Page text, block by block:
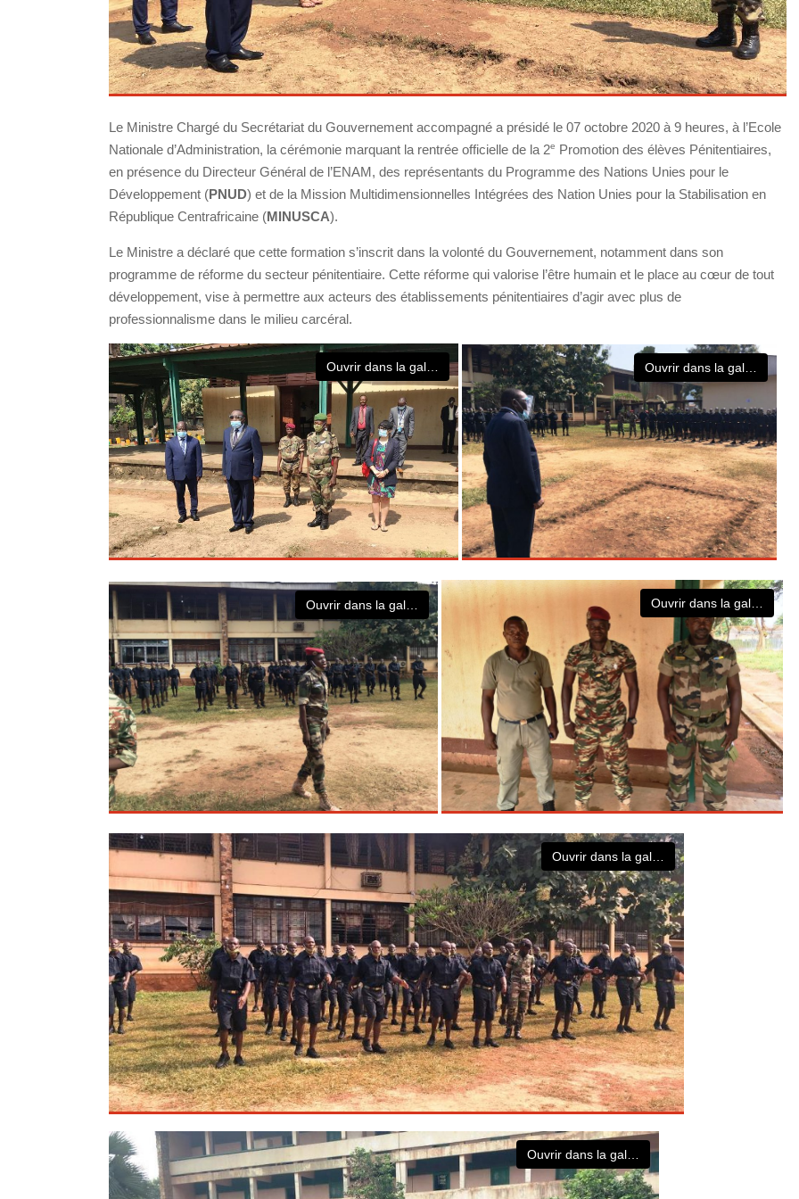
Le Ministre Chargé du Secrétariat du Gouvernement accompagné a présidé le 07 octobre 2020 à 9 heures, à l’Ecole
Nationale d’Administration, la cérémonie marquant la rentrée officielle de la 2e Promotion des élèves Pénitentiaires,
en présence du Directeur Général de l’ENAM, des représentants du Programme des Nations Unies pour le
Développement (PNUD) et de la Mission Multidimensionnelles Intégrées des Nation Unies pour la Stabilisation en
République Centrafricaine (MINUSCA).
Le Ministre a déclaré que cette formation s’inscrit dans la volonté du Gouvernement, notamment dans son
programme de réforme du secteur pénitentiaire. Cette réforme qui valorise l’être humain et le place au cœur de tout
développement, vise à permettre aux acteurs des établissements pénitentiaires d’agir avec plus de
professionnalisme dans le milieu carcéral.
Ouvrir dans la galerie
Ouvrir dans la galerie